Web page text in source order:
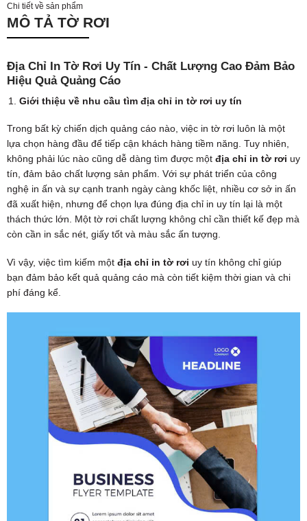
Chi tiết về sản phẩm
MÔ TẢ TỜ RƠI
Địa Chỉ In Tờ Rơi Uy Tín - Chất Lượng Cao Đảm Bảo
Hiệu Quả Quảng Cáo
Giới thiệu về nhu cầu tìm địa chỉ in tờ rơi uy tín
Trong bất kỳ chiến dịch quảng cáo nào, việc in tờ rơi luôn là một
lựa chọn hàng đầu để tiếp cận khách hàng tiềm năng. Tuy nhiên,
không phải lúc nào cũng dễ dàng tìm được một địa chỉ in tờ rơi uy
tín, đảm bảo chất lượng sản phẩm. Với sự phát triển của công
nghệ in ấn và sự cạnh tranh ngày càng khốc liệt, nhiều cơ sở in ấn
đã xuất hiện, nhưng để chọn lựa đúng địa chỉ in uy tín lại là một
thách thức lớn. Một tờ rơi chất lượng không chỉ cần thiết kế đẹp mà
còn cần in sắc nét, giấy tốt và màu sắc ấn tượng.
Vì vậy, việc tìm kiếm một địa chỉ in tờ rơi uy tín không chỉ giúp
bạn đảm bảo kết quả quảng cáo mà còn tiết kiệm thời gian và chi
phí đáng kể.